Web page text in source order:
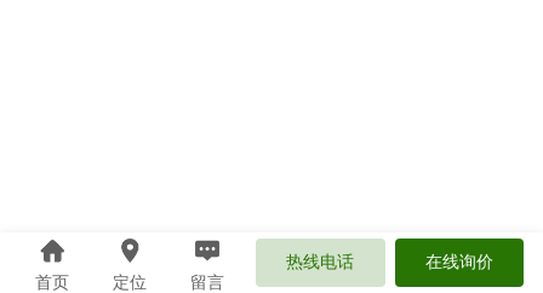
首页 定位 留言
热线电话 在线询价